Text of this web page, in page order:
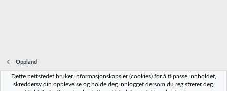
Oppland
Norbrygg-default
Dette nettstedet bruker informasjonskapsler (cookies) for å tilpasse innholdet,
skreddersy din opplevelse og holde deg innlogget dersom du registrerer deg.